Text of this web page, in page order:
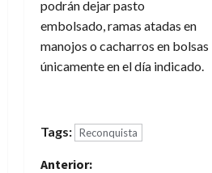
podrán dejar pasto
embolsado, ramas atadas en
manojos o cacharros en bolsas
únicamente en el día indicado.
Tags: Reconquista
Anterior: